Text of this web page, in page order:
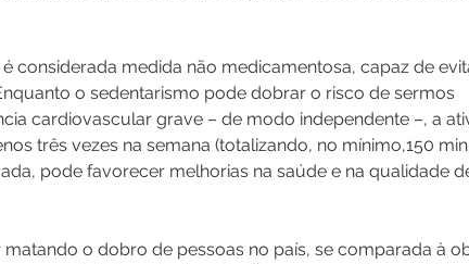
considerada medida não medicamentosa, capaz de
o sedentarismo pode dobrar o risco de sermos
cardiovascular grave – de modo independente –, a
três vezes na semana (totalizando, no mínimo,150
pode favorecer melhorias na saúde e na qualidade
o dobro de pessoas no país, se comparada à